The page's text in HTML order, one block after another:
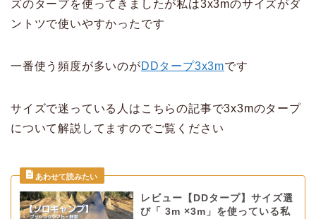
ズのタープを使ってきましたが私は3x3mのサイズがダ
ントツで使いやすかったです
一番使う頻度が多いのがDDタープ3x3mです
サイズで迷っている人はこちらの記事で3x3mのタープ
について解説してますのでご覧ください
レビュー【DDタープ】サイズ選
び「 3m ×3m」を使っている私